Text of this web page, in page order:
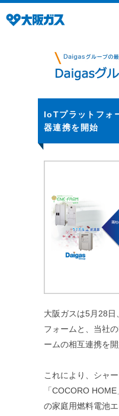
IoTプラットフォ
器連携を開始
大阪ガスは5月28日
フォームと、当社
ームの相互連携を
これにより、シャ
「COCORO
の家庭用燃料電池